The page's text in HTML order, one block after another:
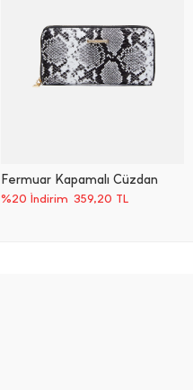
Fermuar Kapamalı Cüzdan
%20 İndirim 359,20 TL